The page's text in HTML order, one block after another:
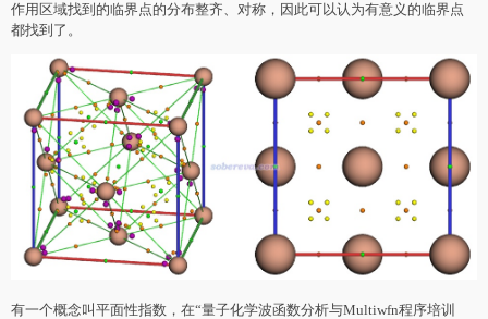
作用区域找到的临界点的分布整齐、对称，因此可以认为有意义的临界点
都找到了。
有一个概念叫平面性指数，在“量子化学波函数分析与Multiwfn程序培训